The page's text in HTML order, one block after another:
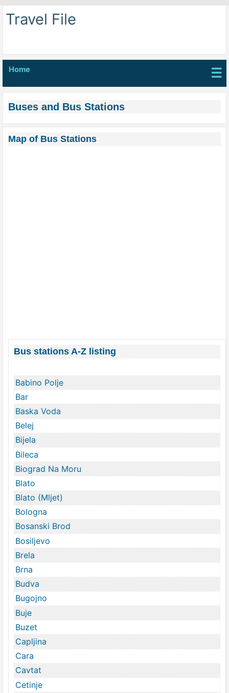
Travel File
Home ☰
Buses and Bus Stations
Map of Bus Stations
Bus stations A-Z listing
Babino Polje
Bar
Baska Voda
Belej
Bijela
Bileca
Biograd Na Moru
Blato
Blato (Mljet)
Bologna
Bosanski Brod
Bosiljevo
Brela
Brna
Budva
Bugojno
Buje
Buzet
Capljina
Cara
Cavtat
Cetinje